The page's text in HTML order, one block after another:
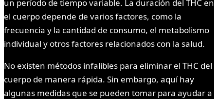
un período de tiempo variable. La duración del THC en
el cuerpo depende de varios factores, como la
frecuencia y la cantidad de consumo, el metabolismo
individual y otros factores relacionados con la salud.
No existen métodos infalibles para eliminar el THC del
cuerpo de manera rápida. Sin embargo, aquí hay
algunas medidas que se pueden tomar para ayudar a